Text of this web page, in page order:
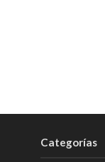
Categorías